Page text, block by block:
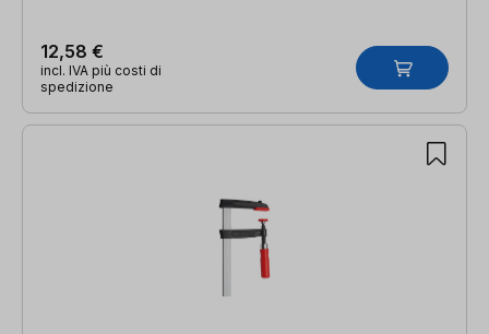
12,58 €
incl. IVA più costi di
spedizione